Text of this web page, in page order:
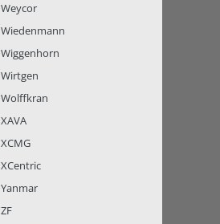
Weycor
Wiedenmann
Wiggenhorn
Wirtgen
Wolffkran
XAVA
XCMG
XCentric
Yanmar
ZF